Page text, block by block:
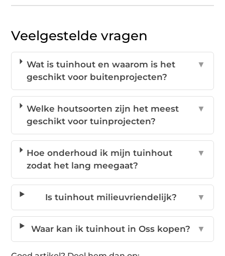
Veelgestelde vragen
Wat is tuinhout en waarom is het
geschikt voor buitenprojecten?
▼
Welke houtsoorten zijn het meest
geschikt voor tuinprojecten?
▼
Hoe onderhoud ik mijn tuinhout
zodat het lang meegaat?
▼
Is tuinhout milieuvriendelijk? ▼
Waar kan ik tuinhout in Oss kopen? ▼